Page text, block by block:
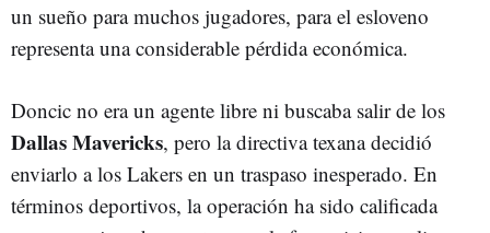
un sueño para muchos jugadores, para el esloveno
representa una considerable pérdida económica.
Doncic no era un agente libre ni buscaba salir de los
Dallas Mavericks, pero la directiva texana decidió
enviarlo a los Lakers en un traspaso inesperado. En
términos deportivos, la operación ha sido calificada